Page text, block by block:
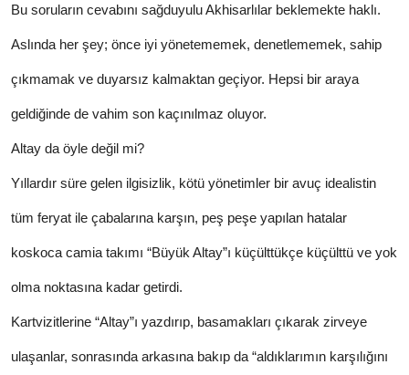
Bu soruların cevabını sağduyulu Akhisarlılar beklemekte haklı.
Aslında her şey; önce iyi yönetememek, denetlememek, sahip
çıkmamak ve duyarsız kalmaktan geçiyor. Hepsi bir araya
geldiğinde de vahim son kaçınılmaz oluyor.
Altay da öyle değil mi?
Yıllardır süre gelen ilgisizlik, kötü yönetimler bir avuç idealistin
tüm feryat ile çabalarına karşın, peş peşe yapılan hatalar
koskoca camia takımı “Büyük Altay”ı küçülttükçe küçülttü ve yok
olma noktasına kadar getirdi.
Kartvizitlerine “Altay”ı yazdırıp, basamakları çıkarak zirveye
ulaşanlar, sonrasında arkasına bakıp da “aldıklarımın karşılığını